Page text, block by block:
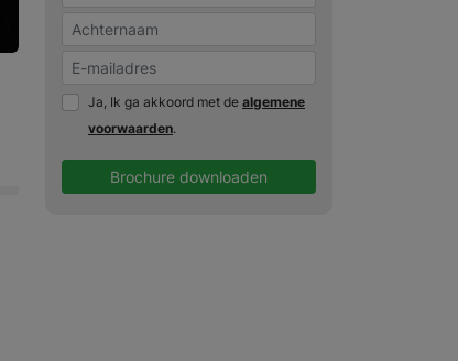
Ja, Ik ga akkoord met de algemene
voorwaarden.
Brochure downloaden